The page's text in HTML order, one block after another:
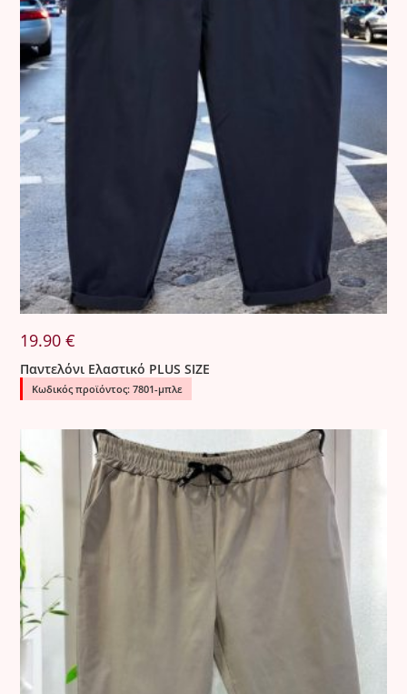
19.90€
Παντελόνι Ελαστικό PLUS SIZE
Κωδικός προϊόντος: 7801-μπλε